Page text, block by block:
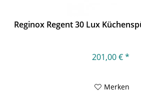
Reginox Regent 30 Lux
201,00 € *
Merken